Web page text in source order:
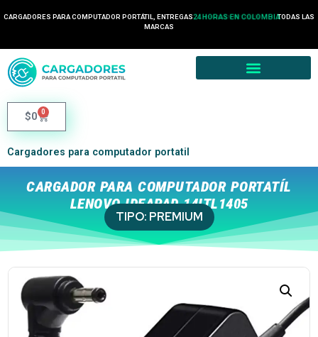
CARGADORES PARA COMPUTADOR PORTÁTIL, ENTREGAS 24 HORAS EN COLOMBIATODAS LAS
MARCAS
$0 0
Cargadores para computador portatil
CARGADOR PARA COMPUTADOR PORTATÍL
LENOVO IDEAPAD 14ITL1405
TIPO: PREMIUM